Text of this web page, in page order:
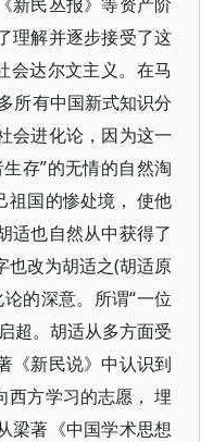
理解并逐步接受了这
会达尔文主义。在马
所有中国新式知识分
会进化论，因为这一
存”的无情的自然淘
祖国的惨处境， 使他
适也自然从中获得了
也改为胡适之(胡适原
的深意。所谓“一位
超。胡适从多方面受
《新民说》中认识到
西方学习的志愿， 埋
梁著《中国学术思想